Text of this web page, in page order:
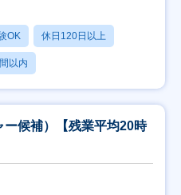
OK 休日120日以上
以内
候補）【残業平均20時